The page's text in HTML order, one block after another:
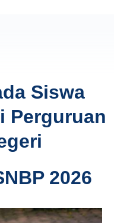
Siswa
Perguruan
2026